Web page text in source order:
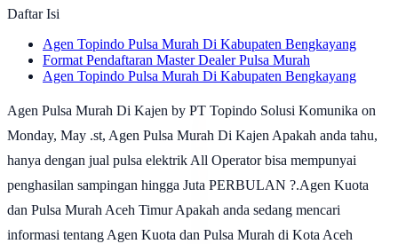
Daftar Isi
Agen Topindo Pulsa Murah Di Kabupaten Bengkayang
Format Pendaftaran Master Dealer Pulsa Murah
Agen Topindo Pulsa Murah Di Kabupaten Bengkayang
Agen Pulsa Murah Di Kajen by PT Topindo Solusi Komunika on
Monday, May .st, Agen Pulsa Murah Di Kajen Apakah anda tahu,
hanya dengan jual pulsa elektrik All Operator bisa mempunyai
penghasilan sampingan hingga Juta PERBULAN ?.Agen Kuota
dan Pulsa Murah Aceh Timur Apakah anda sedang mencari
informasi tentang Agen Kuota dan Pulsa Murah di Kota Aceh